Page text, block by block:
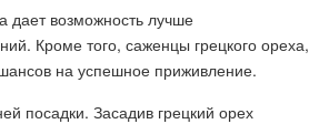
дает возможность лучше
Кроме того, саженцы грецкого ореха,
на успешное приживление.
посадки. Засадив грецкий орех